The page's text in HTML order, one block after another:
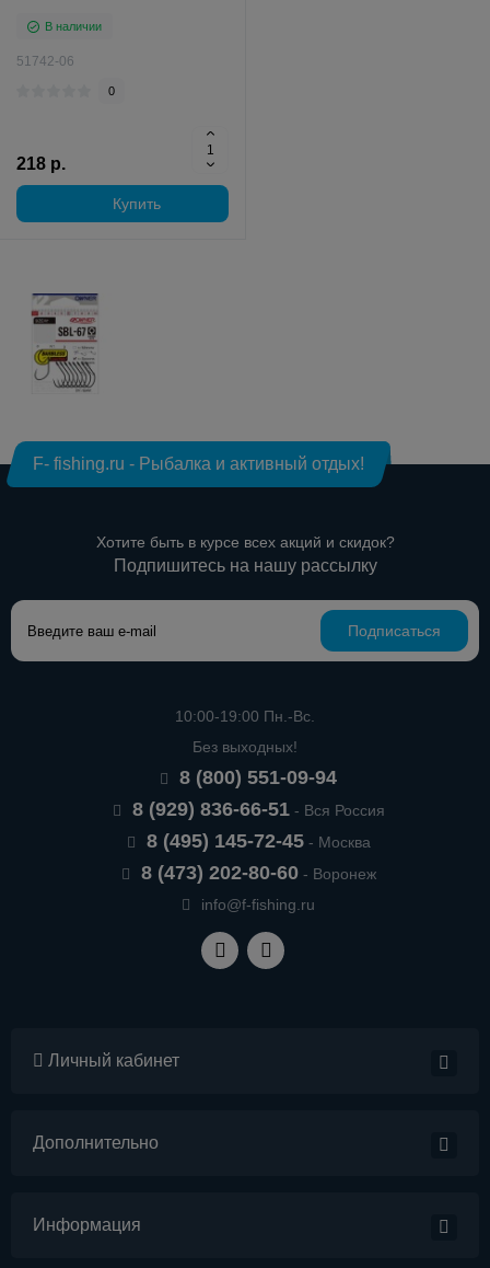
В наличии
51742-06
0
218 р.
Купить
F- fishing.ru - Рыбалка и активный отдых!
Хотите быть в курсе всех акций и скидок?
Подпишитесь на нашу рассылку
Подписаться
10:00-19:00 Пн.-Вс.
Без выходных!
8 (800) 551-09-94
8 (929) 836-66-51- Вся Россия
8 (495) 145-72-45- Москва
8 (473) 202-80-60- Воронеж
info@f-fishing.ru
Личный кабинет
Дополнительно
Информация